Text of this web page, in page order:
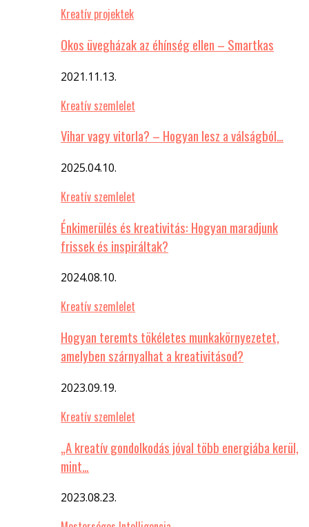
Kreatív projektek
Okos üvegházak az éhínség ellen – Smartkas
2021.11.13.
Kreatív szemlelet
Vihar vagy vitorla? – Hogyan lesz a válságból…
2025.04.10.
Kreatív szemlelet
Énkimerülés és kreativitás: Hogyan maradjunk
frissek és inspiráltak?
2024.08.10.
Kreatív szemlelet
Hogyan teremts tökéletes munkakörnyezetet,
amelyben szárnyalhat a kreativitásod?
2023.09.19.
Kreatív szemlelet
„A kreatív gondolkodás jóval több energiába kerül,
mint…
2023.08.23.